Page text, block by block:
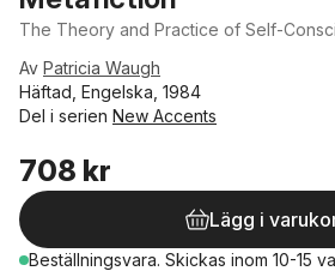
The Theory and Practice of Self-
Av Patricia Waugh
Häftad, Engelska, 1984
Del i serien New Accents
708 kr
Lägg i
Beställningsvara. Skickas inom 10-15